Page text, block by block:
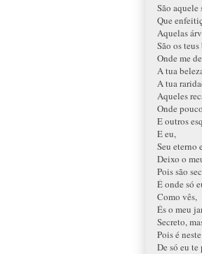
São aquele
Que
Aquelas
São os teus
Onde me
A tua
A tua
Aqueles
Onde
E outros
E eu,
Seu eterno
Deixo o
Pois são
É onde só
Como vês,
És o meu
Secreto,
Pois é
De só eu